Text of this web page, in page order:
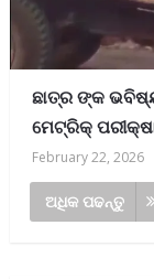
ଛାତ୍ର ଙ୍କ
ମେଟ୍ରିକ୍
February 22, 2026
ଅଧିକ ପଢନ୍ତୁ